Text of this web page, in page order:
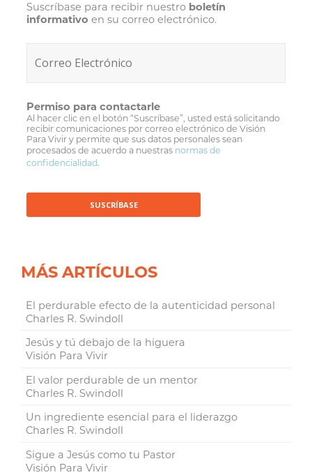
Suscríbase para recibir nuestro boletín
informativo en su correo electrónico.
Permiso para contactarle
Al hacer clic en el botón “Suscríbase”, usted está solicitando
recibir comunicaciones por correo electrónico de Visión
Para Vivir y permite que sus datos personales sean
procesados de acuerdo a nuestras normas de
confidencialidad.
MÁS ARTÍCULOS
El perdurable efecto de la autenticidad personal
Charles R. Swindoll
Jesús y tú debajo de la higuera
Visión Para Vivir
El valor perdurable de un mentor
Charles R. Swindoll
Un ingrediente esencial para el liderazgo
Charles R. Swindoll
Sigue a Jesús como tu Pastor
Visión Para Vivir